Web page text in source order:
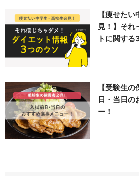
【痩せた
見！】それ
トに関する
【受験生
日・当日の
ー！